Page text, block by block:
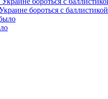
бороться с баллистикой